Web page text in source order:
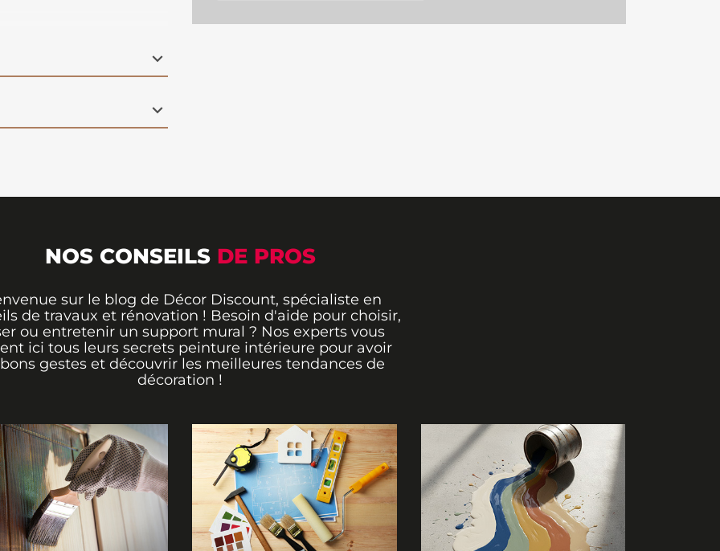
jusqu'à 60% du
NOS CONSEILS DE PROS
sur le blog de Décor Discount, spécialiste en
de travaux et rénovation ! Besoin d'aide pour choisir,
ou entretenir un support mural ? Nos experts vous
ici tous leurs secrets peinture intérieure pour avoir
gestes et découvrir les meilleures tendances de
décoration !